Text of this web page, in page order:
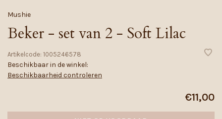
Mushie
Beker - set van 2 - Soft Lilac
Artikelcode: 1005246578
Beschikbaar in de winkel:
Beschikbaarheid controleren
€11,00